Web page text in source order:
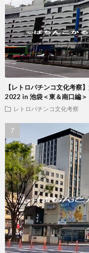
【レトロパチンコ文化考察
2022 in 池袋＜東＆南口編＞
レトロパチンコ文化考察